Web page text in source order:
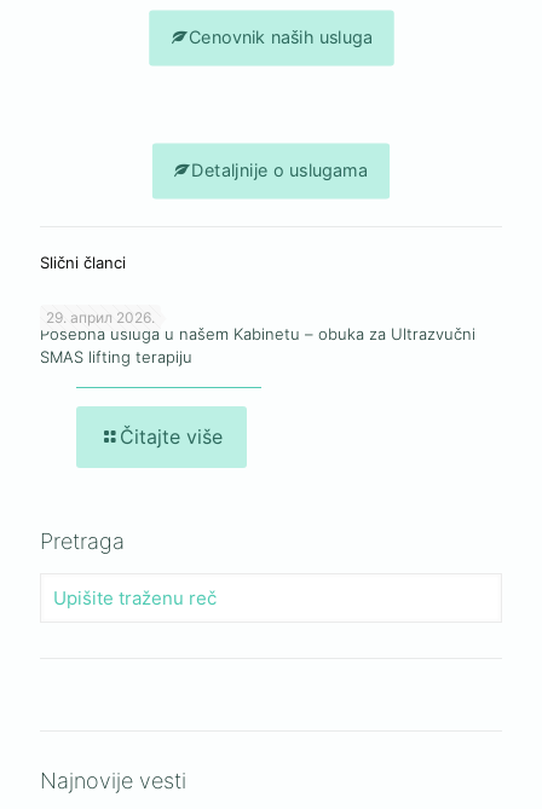
Cenovnik naših usluga
Detaljnije o uslugama
Slični članci
29. април 2026.
Posebna usluga u našem Kabinetu – obuka za Ultrazvučni
SMAS lifting terapiju
Čitajte više
Pretraga
Najnovije vesti